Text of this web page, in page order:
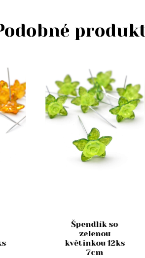
Špendlík so
zelenou
květinkou 12ks
7cm